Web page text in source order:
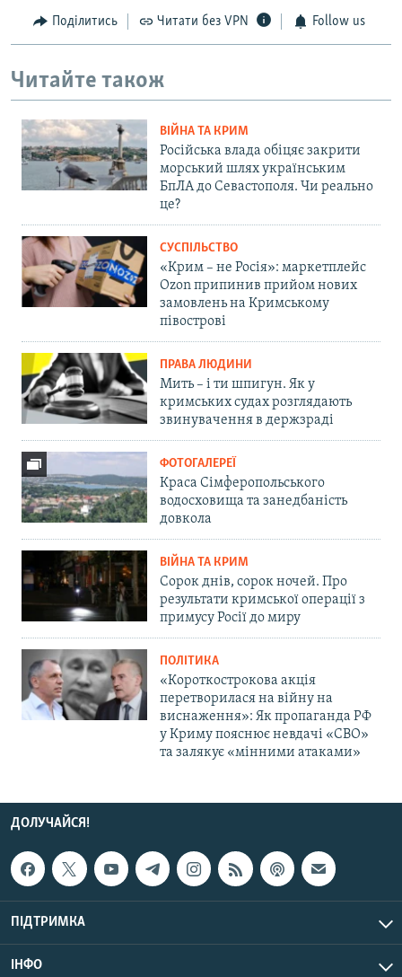
Поділитись Читати без VPN Follow us
Читайте також
ВІЙНА ТА КРИМ
Російська влада обіцяє закрити
морський шлях українським
БпЛА до Севастополя. Чи реально
це?
СУСПІЛЬСТВО
«Крим – не Росія»: маркетплейс
Ozon припинив прийом нових
замовлень на Кримському
півострові
ПРАВА ЛЮДИНИ
Мить – і ти шпигун. Як у
кримських судах розглядають
звинувачення в держзраді
ФОТОГАЛЕРЕЇ
Краса Сімферопольського
водосховища та занедбаність
довкола
ВІЙНА ТА КРИМ
Сорок днів, сорок ночей. Про
результати кримської операції з
примусу Росії до миру
ПОЛІТИКА
«Короткострокова акція
перетворилася на війну на
виснаження»: Як пропаганда РФ
у Криму пояснює невдачі «СВО»
та залякує «мінними атаками»
ДОЛУЧАЙСЯ!
ПІДТРИМКА
ІНФО